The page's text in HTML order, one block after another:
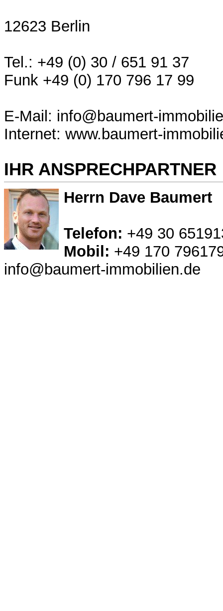
12623 Berlin
Tel.: +49 (0) 30 / 651 91 37
Funk +49 (0) 170 796 17 99
E-Mail: info@baumert-
Internet: www.baumert-
IHR ANSPRECHPARTNER
Herrn Dave Baumert
Telefon: +49 30
Mobil: +49 170
info@baumert-immobilien.de